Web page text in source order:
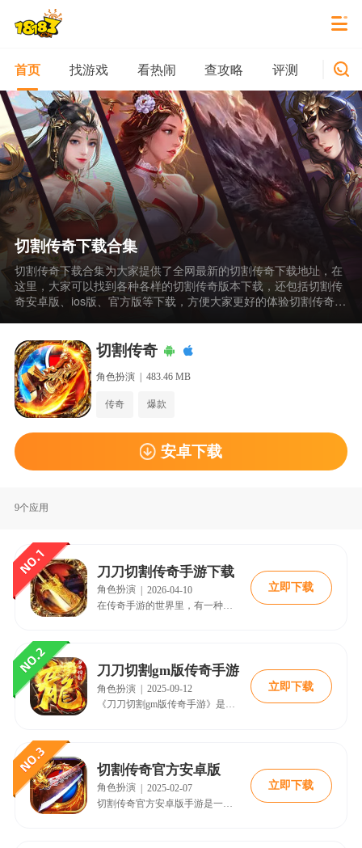
首页 找游戏 看热闹 查攻略 评测 新游
切割传奇下载合集
切割传奇下载合集为大家提供了全网最新的切割传奇下载地址，在
这里，大家可以找到各种各样的切割传奇版本下载，还包括切割传
奇安卓版、ios版、官方版等下载，方便大家更好的体验切割传奇。
野怪，上线就送神兽坐骑，让玩家更加的拉风，并且游戏内还有丰
富的主线任务和精彩的故事线，让玩家可以免费、快速的升到满
级，非常的靠谱，有喜欢这款游戏的朋友可以来下载娱乐。
切割传奇
角色扮演 | 483.46 MB
传奇 爆款
安卓下载
9个应用
刀刀切割传奇手游下载
角色扮演 | 2026-04-10
立即下载
刀刀切割gm版传奇手游
角色扮演
2025-09-12
《刀刀切割gm版传奇手游》是一款独特且经典的大型动作类传奇主题pk玩法手游。游戏将玩家带入一个全新而华丽的传奇时代，拥有丰富的战场和独特的阵容选择。玩家可以收集各种史诗级羽翼，享受无尽的PK之旅。
立即下载
切割传奇官方安卓版
角色扮演 | 2025-02-07
立即下载